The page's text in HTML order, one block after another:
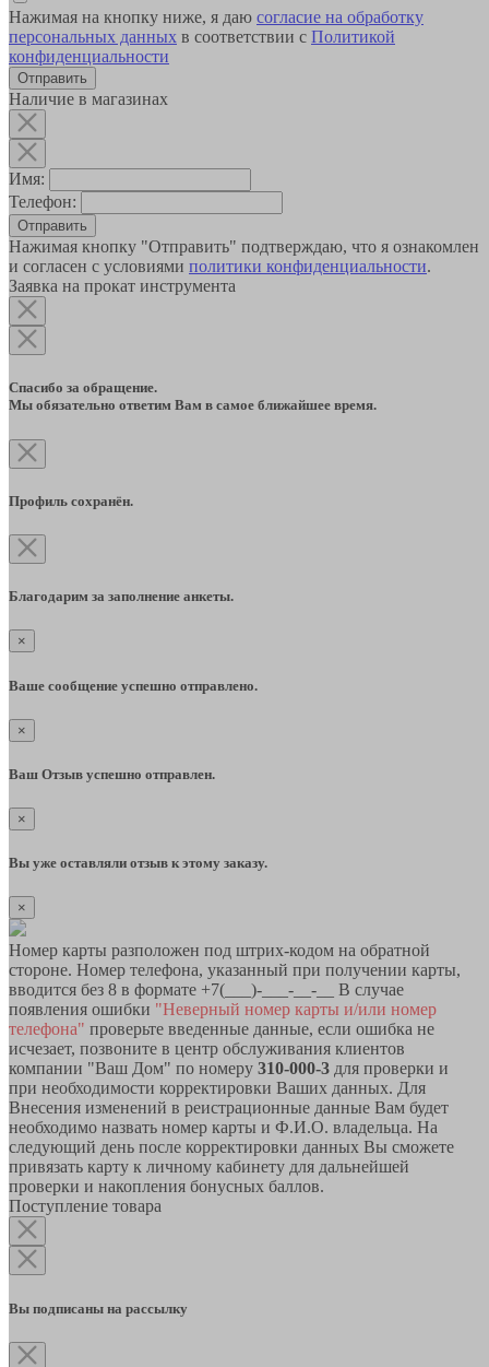
Нажимая на кнопку ниже, я даю согласие на обработку
персональных данных в соответствии с Политикой
конфиденциальности
Наличие в магазинах
Имя:
Телефон:
Отправить
Нажимая кнопку "Отправить" подтверждаю, что я ознакомлен
и согласен с условиями политики конфиденциальности.
Заявка на прокат инструмента
Спасибо за обращение.
Мы обязательно ответим Вам в самое ближайшее время.
Профиль сохранён.
Благодарим за заполнение анкеты.
×
Ваше сообщение успешно отправлено.
×
Ваш Отзыв успешно отправлен.
×
Вы уже оставляли отзыв к этому заказу.
×
Номер карты разположен под штрих-кодом на обратной
стороне. Номер телефона, указанный при получении карты,
вводится без 8 в формате +7(___)-___-__-__ В случае
появления ошибки "Неверный номер карты и/или номер
телефона" проверьте введенные данные, если ошибка не
исчезает, позвоните в центр обслуживания клиентов
компании "Ваш Дом" по номеру 310-000-3 для проверки и
при необходимости корректировки Ваших данных. Для
Внесения изменений в реистрационные данные Вам будет
необходимо назвать номер карты и Ф.И.О. владельца. На
следующий день после корректировки данных Вы сможете
привязать карту к личному кабинету для дальнейшей
проверки и накопления бонусных баллов.
Поступление товара
Вы подписаны на рассылку